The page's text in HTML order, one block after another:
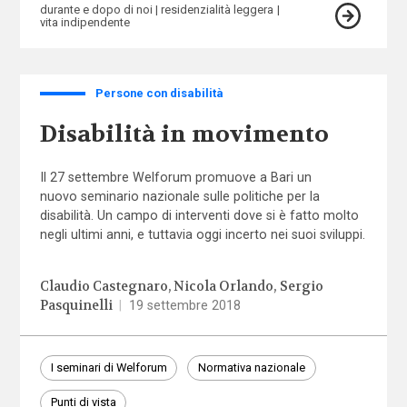
durante e dopo di noi
residenzialità leggera
vita indipendente
Persone con disabilità
Disabilità in movimento
Il 27 settembre Welforum promuove a Bari un
nuovo seminario nazionale sulle politiche per la
disabilità. Un campo di interventi dove si è fatto molto
negli ultimi anni, e tuttavia oggi incerto nei suoi sviluppi.
Claudio Castegnaro Nicola Orlando Sergio
Pasquinelli
19 settembre 2018
I seminari di Welforum Normativa nazionale
Punti di vista